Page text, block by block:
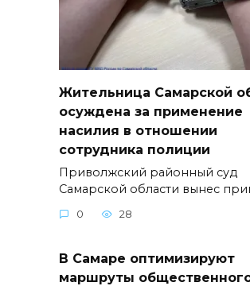
Жительница Самарской
осуждена за применение
насилия в отношении
сотрудника полиции
Приволжский районный суд
Самарской области вынес
0 28
В Самаре оптимизируют
маршруты